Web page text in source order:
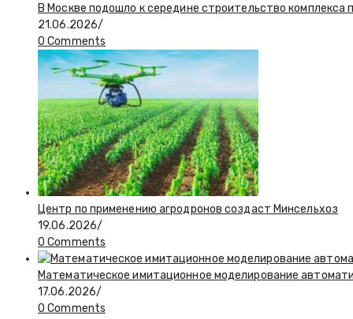
В Москве подошло к середине строительство комплекса
21.06.2026/
0 Comments
Центр по применению агродронов создаст Минсельхоз
19.06.2026/
0 Comments
Математическое имитационное моделирование
17.06.2026/
0 Comments